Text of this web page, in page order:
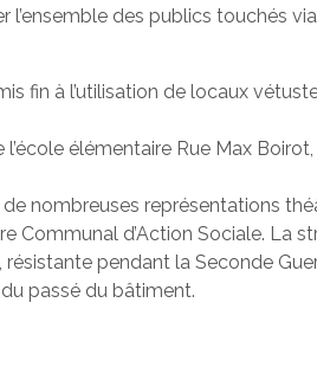
des publics touchés
fin à l’utilisation de locaux
élémentaire Rue Max
nombreuses représentations
Communal d’Action Sociale. La
pendant la Seconde
passé du bâtiment.